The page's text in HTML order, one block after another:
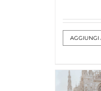
AGGIUNGI